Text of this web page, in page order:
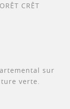
CRÊT
sur
verte.